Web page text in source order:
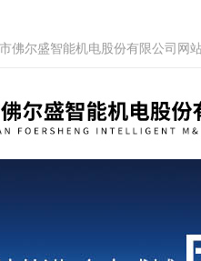
佛尔盛智能机电股份有限公司网